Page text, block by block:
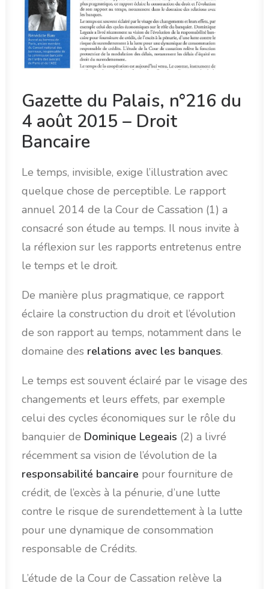
Gazette du Palais, n°216 du
4 août 2015 – Droit
Bancaire
Le temps, invisible, exige l’illustration avec
quelque chose de perceptible. Le rapport
annuel 2014 de la Cour de Cassation (1) a
consacré son étude au temps. Il nous invite à
la réflexion sur les rapports entretenus entre
le temps et le droit.
De manière plus pragmatique, ce rapport
éclaire la construction du droit et l’évolution
de son rapport au temps, notamment dans le
domaine des relations avec les banques.
Le temps est souvent éclairé par le visage des
changements et leurs effets, par exemple
celui des cycles économiques sur le rôle du
banquier de Dominique Legeais (2) a livré
récemment sa vision de l’évolution de la
responsabilité bancaire pour fourniture de
crédit, de l’excès à la pénurie, d’une lutte
contre le risque de surendettement à la lutte
pour une dynamique de consommation
responsable de Crédits.
L’étude de la Cour de Cassation relève la